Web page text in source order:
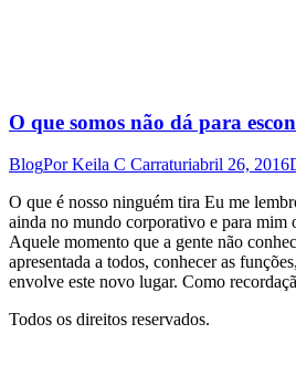
O que somos não dá para
BlogPorKeila C Carraturiabril 26, 2016
O que é nosso ninguém tira Eu me
ainda no mundo corporativo e para mim
Aquele momento que a gente não
apresentada a todos, conhecer as
envolve este novo lugar. Como
Todos os direitos reservados.